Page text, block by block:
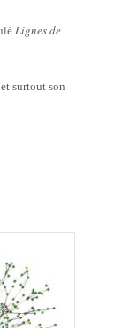
Lignes de
et surtout son